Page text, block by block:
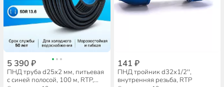
5 390 ₽
ПНД труба d25х2 мм, питьевая
с синей полосой, 100 м, RTP,
141 ₽
ПНД тройник d32х1/2'',
внутренняя резьба, RTP